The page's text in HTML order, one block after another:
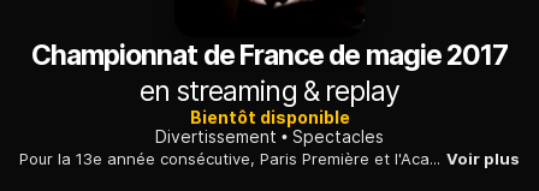
Championnat de France de magie 2017
en streaming & replay
Bientôt disponible
Divertissement
Spectacles
Pour la 13e année consécutive, Paris Première et l'Académie française des illusionnistes proposent le plus prestigieux concours de magie de France. Voir plus